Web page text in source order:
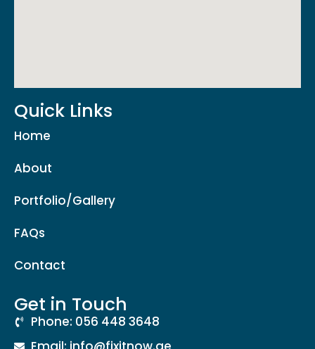
Quick Links
Home
About
Portfolio/Gallery
FAQs
Contact
Get in Touch
Phone: 056 448 3648